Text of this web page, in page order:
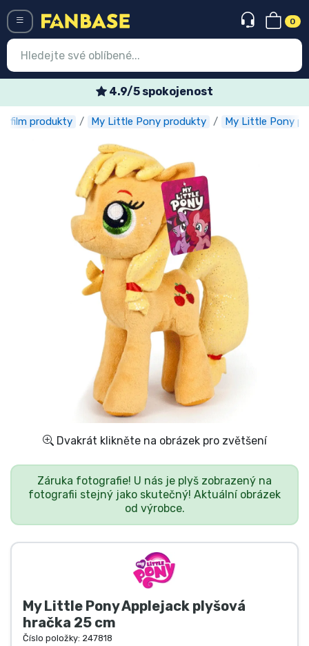
0
Týdenní speciální nabídky
film produkty My Little Pony produkty My Little Pony
Dvakrát klikněte na obrázek pro zvětšení
Záruka fotografie! U nás je plyš zobrazený na
fotografii stejný jako skutečný! Aktuální obrázek
od výrobce.
My Little Pony Applejack plyšová
hračka 25 cm
Číslo položky: 247818
Vstup Registrace
Nejnovější věci
Speciální nabídky
Expresní doručení
Předobjednat
Outlet produkty
Doprava a platba
Seriálové věci
Filmové věci
Úžasné věci
Anime věci
Typy produktů